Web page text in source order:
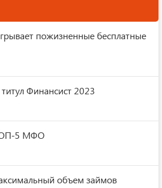
пожизненные бесплатные
Финансист 2023
5 МФО
объем займов